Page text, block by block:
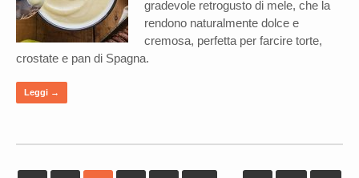
gradevole retrogusto di mele, che la
rendono naturalmente dolce e
cremosa, perfetta per farcire torte,
crostate e pan di Spagna.
Leggi →